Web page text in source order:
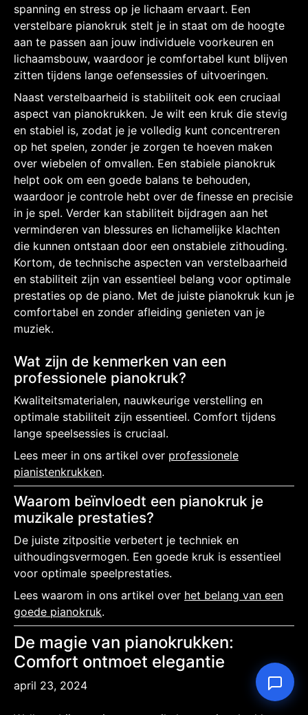
spanning en stress op je lichaam ervaart. Een
verstelbare pianokruk stelt je in staat om de hoogte
aan te passen aan jouw individuele voorkeuren en
lichaamsbouw, waardoor je comfortabel kunt blijven
zitten tijdens lange oefensessies of uitvoeringen.
Naast verstelbaarheid is stabiliteit ook een cruciaal
aspect van pianokrukken. Je wilt een kruk die stevig
en stabiel is, zodat je je volledig kunt concentreren
op het spelen, zonder je zorgen te hoeven maken
over wiebelen of omvallen. Een stabiele pianokruk
helpt ook om een goede balans te behouden,
waardoor je controle hebt over de finesse en precisie
in je spel. Verder kan stabiliteit bijdragen aan het
verminderen van blessures en lichamelijke klachten
die kunnen ontstaan door een onstabiele zithouding.
Kortom, de technische aspecten van verstelbaarheid
en stabiliteit zijn van essentieel belang voor optimale
prestaties op de piano. Met de juiste pianokruk kun je
comfortabel en zonder afleiding genieten van je
muziek.
Wat zijn de kenmerken van een
professionele pianokruk?
Kwaliteitsmaterialen, nauwkeurige verstelling en
optimale stabiliteit zijn essentieel. Comfort tijdens
lange speelsessies is cruciaal.
Lees meer in ons artikel over professionele
pianistenkrukken.
Waarom beïnvloedt een pianokruk je
muzikale prestaties?
De juiste zitpositie verbetert je techniek en
uithoudingsvermogen. Een goede kruk is essentieel
voor optimale speelprestaties.
Lees waarom in ons artikel over het belang van een
goede pianokruk.
De magie van pianokrukken:
Comfort ontmoet elegantie
april 23, 2024